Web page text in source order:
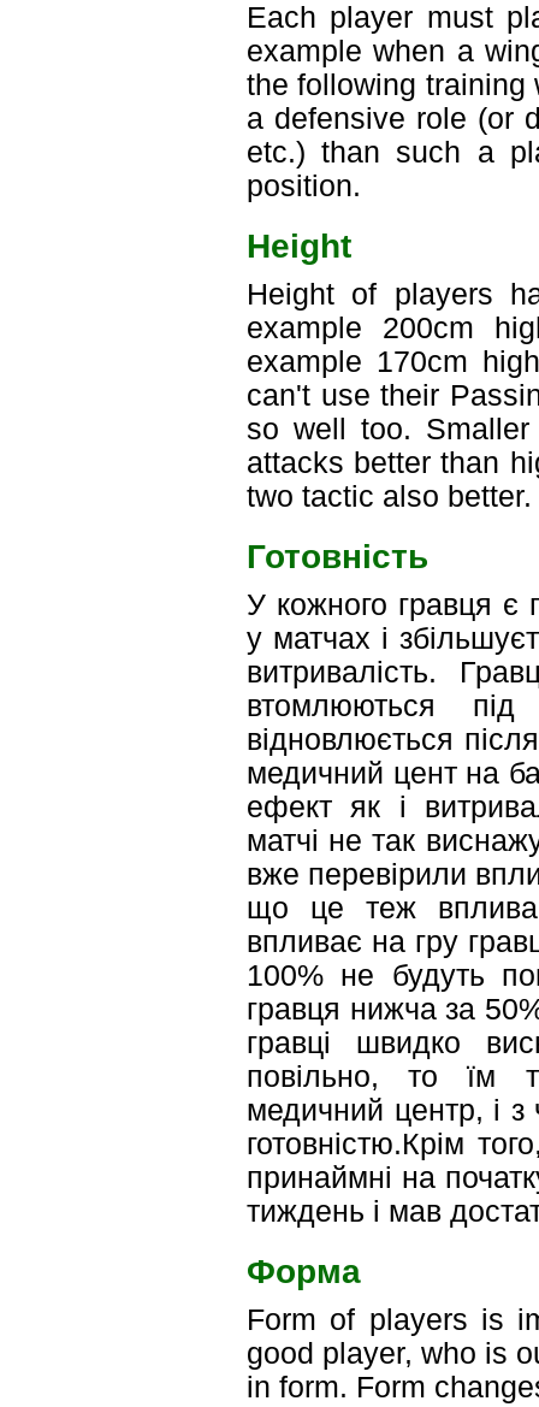
Each player must
example when a
the following training
a defensive role (or
etc.) than such a
position.
Height
Height of players
example 200cm
example 170cm
can't use their
so well too.
attacks better than
two tactic also better.
Готовність
У кожного гравця є
у матчах і
витривалість.
втомлюються
відновлюється
медичний цент на
ефект як і
матчі не так
вже перевірили
що це теж впливає
впливає на гру
100% не будуть
гравця нижча за
гравці швидко
повільно, то їм
медичний центр, і
готовністю.Крім
принаймні на
тиждень і мав
Форма
Form of players is
good player, who is
in form. Form